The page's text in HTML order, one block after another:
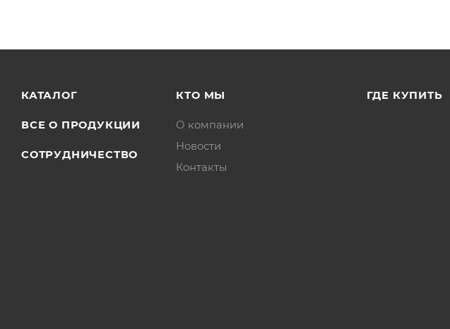
КАТАЛОГ
ВСЕ О ПРОДУКЦИИ
СОТРУДНИЧЕСТВО
КТО МЫ
О компании
Новости
Контакты
ГДЕ КУПИТЬ